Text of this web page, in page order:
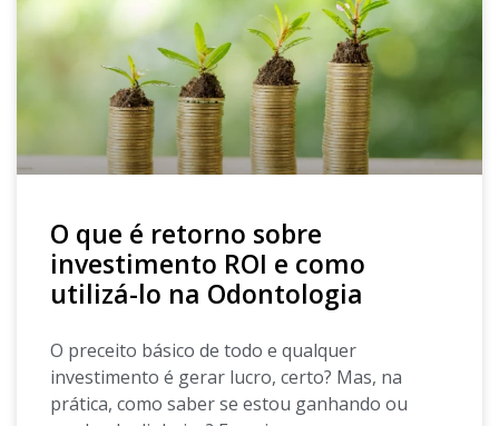
O que é retorno sobre
investimento ROI e como
utilizá-lo na Odontologia
O preceito básico de todo e qualquer
investimento é gerar lucro, certo? Mas, na
prática, como saber se estou ganhando ou